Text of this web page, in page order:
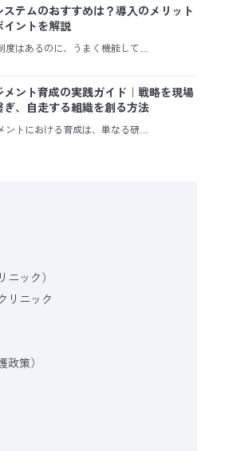
ステムのおすすめは？導入のメリット
イントを解説
度はあるのに、うまく機能して…
メント育成の実践ガイド｜戦略を現場
ぎ、自走する組織を創る方法
ントにおける育成は、単なる研…
ニック）
リニック
策）